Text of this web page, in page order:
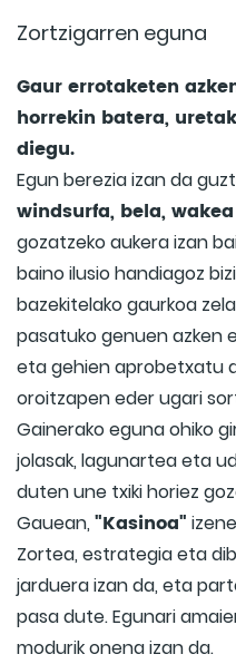
Zortzigarren eguna
Gaur errotaketen
horrekin batera,
diegu.
Egun berezia izan da
windsurfa, bela,
gozatzeko aukera izan
baino ilusio handiagoz
bazekitelako gaurkoa
pasatuko genuen azken
eta gehien aprobetxatu
oroitzapen eder ugari
Gainerako eguna ohiko
jolasak, lagunartea eta
duten une txiki horiez
Gauean, "Kasinoa"
Zortea, estrategia eta
jarduera izan da, eta
pasa dute. Egunari
modurik onena izan da.